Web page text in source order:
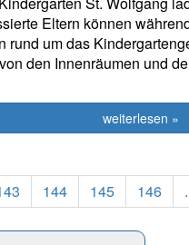
Eltern können
rund um das
den Innenräumen und
weiterlesen »
144 145 146